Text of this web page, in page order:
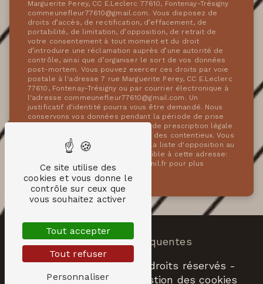
Marguerite Perey, CC E.Leclerc 77610, Fontenay-Trésigny
commeunefleur77610@gmail.com. Vous disposez de
droits d’accès, de rectification, d’effacement, de
portabilité, de limitation, d’opposition, de retrait de
votre consentement à tout moment et du droit
d’introduire une réclamation auprès d’une autorité de
contrôle, ainsi que d’organiser le sort de vos données
post-mortem. Vous pouvez exercer ces droits par voie
postale à l'adresse 7 rue Marguerite Perey, CC E.Leclerc
77610, Fontenay-Trésigny ou par courrier électronique à
l'adresse commeunefleur77610@gmail.com. Un
justificatif d'identité pourra vous être demandé. Nous
conservons vos données pendant la période de prise
de contact puis pendant la durée de prescription légale
aux fins probatoires et de gestion des contentieux. Vous
avez le droit de vous inscrire sur la liste d'opposition au
démarchage téléphonique, disponible à cette adresse:
Bloctel.gouv.fr . Consultez le site cnil.fr pour plus
d’informations sur vos droits.
Recherches fréquentes
©Vistalid- 2026 - Tous droits réservés -
Mentions légales
Gestion des cookies
Ce site utilise des
cookies et vous donne le
contrôle sur ceux que
vous souhaitez activer
Tout accepter
Tout refuser
Personnaliser